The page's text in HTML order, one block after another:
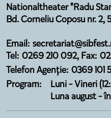
Nationaltheater "Radu
Bd. Corneliu Coposu nr. 2,
Email:
Tel: 0269 210 092, Fax:
Telefon Agenție: 0369 101
Program:
Luni - Vineri
Luna august -